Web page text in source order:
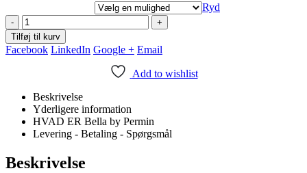
Ryd
-
+
Tilføj til kurv
Facebook LinkedIn Google + Email
Add to wishlist
Beskrivelse
Yderligere information
HVAD ER Bella by Permin
Levering - Betaling - Spørgsmål
Beskrivelse